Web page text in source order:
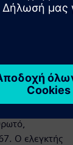
Ο ελεγκτής